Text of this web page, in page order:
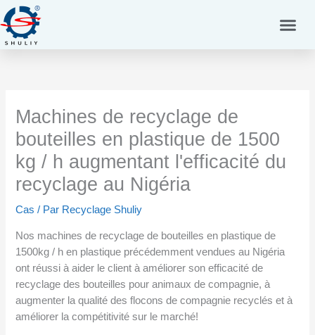
Aller
au
contenu
Machines de recyclage de
bouteilles en plastique de 1500
kg / h augmentant l'efficacité du
recyclage au Nigéria
Cas / Par Recyclage Shuliy
Nos machines de recyclage de bouteilles en plastique de
1500kg / h en plastique précédemment vendues au Nigéria
ont réussi à aider le client à améliorer son efficacité de
recyclage des bouteilles pour animaux de compagnie, à
augmenter la qualité des flocons de compagnie recyclés et à
améliorer la compétitivité sur le marché!